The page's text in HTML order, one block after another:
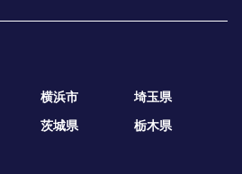
横浜市
埼玉県
茨城県 栃木県